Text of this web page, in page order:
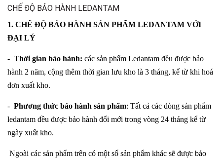
CHẾ ĐỘ BẢO HÀNH LEDANTAM
1. CHẾ ĐỘ BẢO HÀNH SẢN PHẨM LEDANTAM VỚI
ĐẠI LÝ
- Thời gian bảo hành: các sản phẩm Ledantam đều được bảo
hành 2 năm, cộng thêm thời gian lưu kho là 3 tháng, kể từ khi hoá
đơn xuất kho.
- Phương thức bảo hành sản phẩm: Tất cả các dòng sản phẩm
ledantam đều được bảo hành đổi mới trong vòng 24 tháng kể từ
ngày xuất kho.
Ngoài các sản phẩm trên có một số sản phẩm khác sẽ được bảo